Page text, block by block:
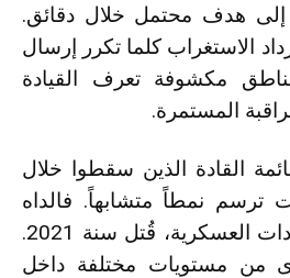
إلى هدف محتمل خلال دقائق.
الاستغراب كلما تكرر إرسال
مكشوفة تعرف القيادة
المستمرة.
القادة الذين سقطوا خلال
ترسم نمطاً متشابهاً. فالداه
البندير، أحد أبرز القيادات العسكرية، قُتل سنة 2021.
من مستويات مختلفة داخل